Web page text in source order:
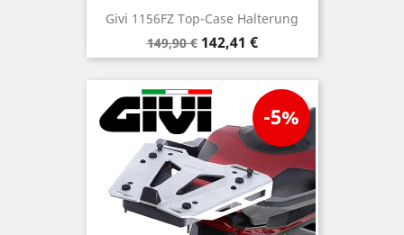
Givi 1156FZ Top-Case Halterung
Verkaufspreis
149,90 € Preis
142,41 €
-5%